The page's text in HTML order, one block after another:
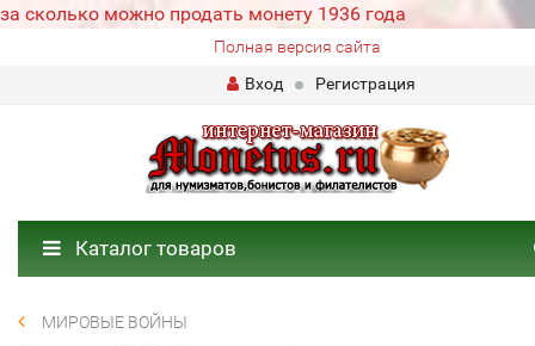
за сколько можно продать монету 1936 года
Полная версия сайта
Вход
Регистрация
Каталог товаров
МИРОВЫЕ ВОЙНЫ